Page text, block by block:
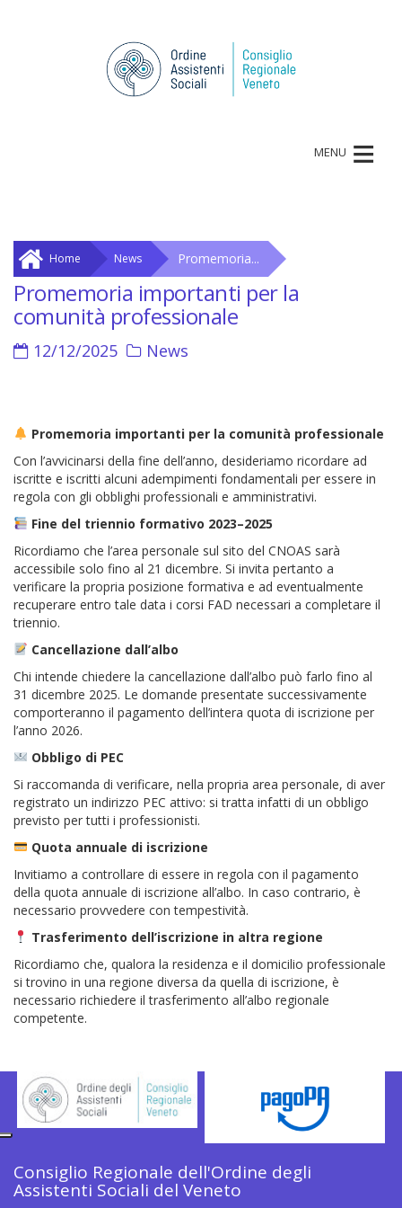
MENU ≡
Home News Promemoria...
Promemoria importanti per la
comunità professionale
12/12/2025 News
Promemoria importanti per la comunità professionale
Con l’avvicinarsi della fine dell’anno, desideriamo ricordare ad
iscritte e iscritti alcuni adempimenti fondamentali per essere in
regola con gli obblighi professionali e amministrativi.
Fine del triennio formativo 2023–2025
Ricordiamo che l’area personale sul sito del CNOAS sarà
accessibile solo fino al 21 dicembre. Si invita pertanto a
verificare la propria posizione formativa e ad eventualmente
recuperare entro tale data i corsi FAD necessari a completare il
triennio.
Cancellazione dall’albo
Chi intende chiedere la cancellazione dall’albo può farlo fino al
31 dicembre 2025. Le domande presentate successivamente
comporteranno il pagamento dell’intera quota di iscrizione per
l’anno 2026.
Obbligo di PEC
Si raccomanda di verificare, nella propria area personale, di aver
registrato un indirizzo PEC attivo: si tratta infatti di un obbligo
previsto per tutti i professionisti.
Quota annuale di iscrizione
Invitiamo a controllare di essere in regola con il pagamento
della quota annuale di iscrizione all’albo. In caso contrario, è
necessario provvedere con tempestività.
Trasferimento dell’iscrizione in altra regione
Ricordiamo che, qualora la residenza e il domicilio professionale
si trovino in una regione diversa da quella di iscrizione, è
necessario richiedere il trasferimento all’albo regionale
competente.
Consiglio Regionale dell'Ordine degli
Assistenti Sociali del Veneto